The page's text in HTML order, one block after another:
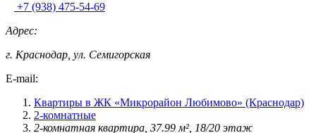
+7 (938) 475-54-69
Адрес:
г. Краснодар, ул. Семигорская
E-mail:
Квартиры в ЖК «Микрорайон Любимово» (Краснодар)
2-комнатные
2-комнатная квартира, 37.99 м², 18/20 этаж